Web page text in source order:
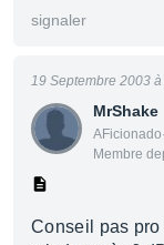
signaler
MrShake
Membre
19 Septembre 2003
Conseil pas